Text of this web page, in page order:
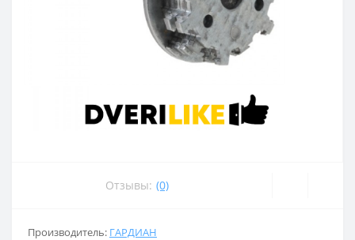
Отзывы: (0)
Производитель: ГАРДИАН